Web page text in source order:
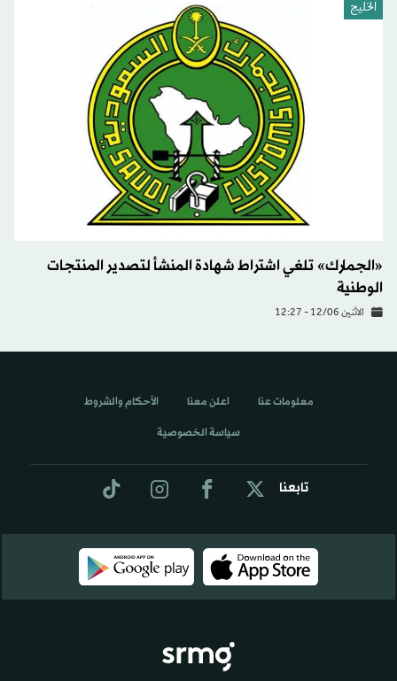
الخليج
«الجمارك» تلغي اشتراط شهادة المنشأ لتصدير المنتجات
الوطنية
الاثنين 12/06 - 12:27
تابعنا
معلومات عنا اعلن معنا الأحكام والشروط
سياسة الخصوصية